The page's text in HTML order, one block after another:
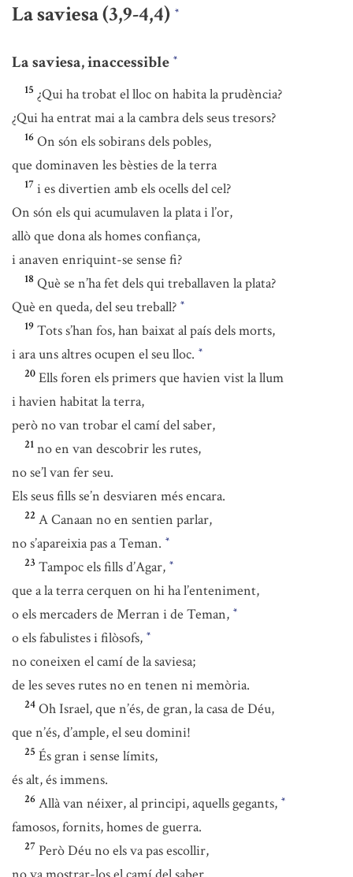
La saviesa (3,9-4,4) *
La saviesa, inaccessible *
15 ¿Qui ha trobat el lloc on habita la prudència?
¿Qui ha entrat mai a la cambra dels seus tresors?
16 On són els sobirans dels pobles,
que dominaven les bèsties de la terra
17 i es divertien amb els ocells del cel?
On són els qui acumulaven la plata i l’or,
allò que dona als homes confiança,
i anaven enriquint-se sense fi?
18 Què se n’ha fet dels qui treballaven la plata?
Què en queda, del seu treball? *
19 Tots s’han fos, han baixat al país dels morts,
i ara uns altres ocupen el seu lloc. *
20 Ells foren els primers que havien vist la llum
i havien habitat la terra,
però no van trobar el camí del saber,
21 no en van descobrir les rutes,
no se’l van fer seu.
Els seus fills se’n desviaren més encara.
22 A Canaan no en sentien parlar,
no s’apareixia pas a Teman. *
23 Tampoc els fills d’Agar, *
que a la terra cerquen on hi ha l’enteniment,
o els mercaders de Merran i de Teman, *
o els fabulistes i filòsofs, *
no coneixen el camí de la saviesa;
de les seves rutes no en tenen ni memòria.
24 Oh Israel, que n’és, de gran, la casa de Déu,
que n’és, d’ample, el seu domini!
25 És gran i sense límits,
és alt, és immens.
26 Allà van néixer, al principi, aquells gegants, *
famosos, fornits, homes de guerra.
27 Però Déu no els va pas escollir,